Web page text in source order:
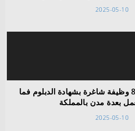
2025-05-10
شركة الفنار تعلن 85 وظيفة شاغرة بشهادة الدبلوم فما
بعدة مدن بالمملكة
2025-05-10